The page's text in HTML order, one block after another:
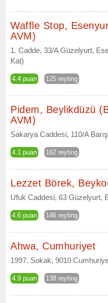
Waffle Stop,
AVM)
1. Cadde, 33/A Güzelyurt,
Kat)
4.4 puan 125 reyting
Pidem, Beylikdüzü
AVM)
Sakarya Caddesi, 110/A
4.1 puan 162 reyting
Lezzet Börek,
Ufuk Caddesi, 63 Güzelyurt,
4.6 puan 146 reyting
Ahwa, Cumhuriyet
1997. Sokak, 9010
4.9 puan 138 reyting